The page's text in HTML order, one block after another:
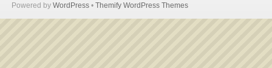
Powered by WordPress • Themify WordPress Themes